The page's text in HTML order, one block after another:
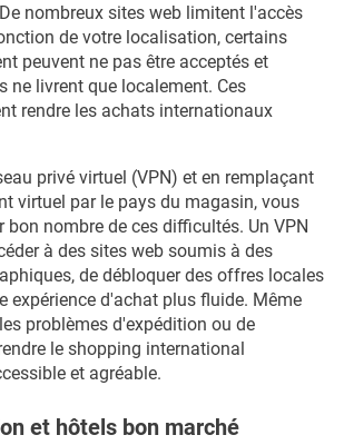
nombreux sites web limitent l'accès
de votre localisation, certains
peuvent ne pas être acceptés et
ne livrent que localement. Ces
rendre les achats internationaux
privé virtuel (VPN) et en remplaçant
virtuel par le pays du magasin, vous
bon nombre de ces difficultés. Un VPN
à des sites web soumis à des
de débloquer des offres locales
expérience d'achat plus fluide. Même
problèmes d'expédition ou de
le shopping international
et agréable.
et hôtels bon marché